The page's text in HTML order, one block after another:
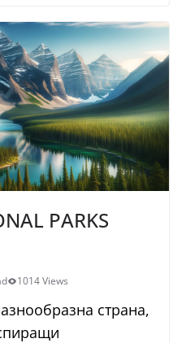
PARKS
1014 Views
страна,